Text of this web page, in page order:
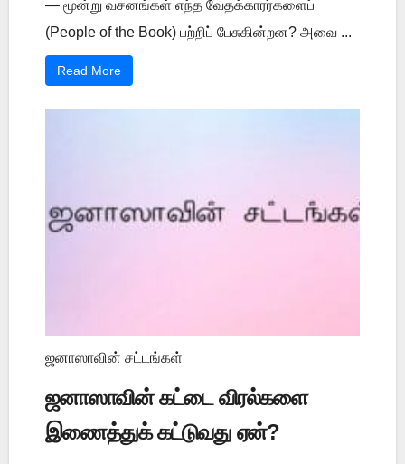
— மூன்று வசனங்கள் எந்த வேதக்காரர்களைப்
(People of the Book) பற்றிப் பேசுகின்றன? அவை ...
Read More
ஜனாஸாவின் சட்டங்கள்
ஜனாஸாவின் கட்டை விரல்களை
இணைத்துக் கட்டுவது ஏன்?